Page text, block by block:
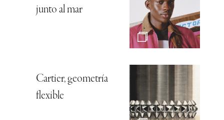
junto al mar
Cartier, geometría
flexible